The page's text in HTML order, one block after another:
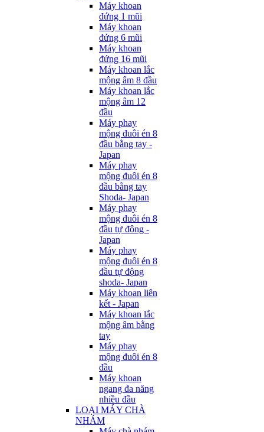
Máy khoan
đứng 1 mũi
Máy khoan
đứng 6 mũi
Máy khoan
đứng 16 mũi
Máy khoan lắc
mộng âm 8 đầu
Máy khoan lắc
mộng âm 12
đầu
Máy phay
mộng đuôi én 8
đầu bằng tay -
Japan
Máy phay
mộng đuôi én 8
đầu bằng tay
Shoda- Japan
Máy phay
mộng đuôi én 8
đầu tự động -
Japan
Máy phay
mộng đuôi én 8
đầu tự động
shoda- Japan
Máy khoan liên
kết - Japan
Máy khoan lắc
mộng âm bằng
tay
Máy phay
mộng đuôi én 8
đầu
Máy khoan
ngang đa năng
nhiều đầu
LOẠI MÁY CHÀ
NHÁM